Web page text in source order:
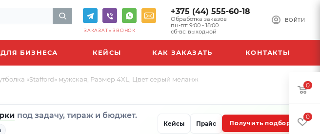
ВОЙТИ
+375 (44) 555-60-18
Обработка заказов
пн-пт: 9:00 - 18:00
сб-вс: выходной
ЗАКАЗАТЬ ЗВОНОК
БИЗНЕСА КЕЙСЫ КАК ЗАКАЗАТЬ КОНТАКТЫ
«Stafford» мужская, Размер 4XL, Цвет серый меланж
под задачу, тираж и бюджет.
Кейсы Прайс Получить подбор
0
0